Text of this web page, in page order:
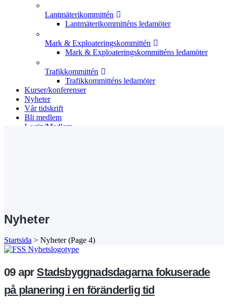
Lantmäterikommittén
Lantmäterikommitténs ledamöter
Mark & Exploateringskommittén
Mark & Exploateringskommitténs ledamöter
Trafikkommittén
Trafikkommitténs ledamöter
Kurser/konferenser
Nyheter
Vår tidskrift
Bli medlem
Login/Medlem
Nyheter
Startsida > Nyheter(Page 4)
09 apr Stadsbyggnadsdagarna fokuserade
på planering i en föränderlig tid